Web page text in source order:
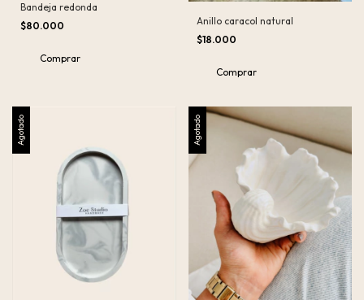
Bandeja redonda
$80.000
Anillo caracol natural
$18.000
Comprar
Agotado Agotado